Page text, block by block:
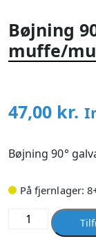
Bøjning
muffe/
47,00 kr.
Bøjning 90°
På fjernlager:
Bøjning